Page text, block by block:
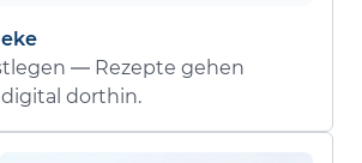
— Rezepte gehen
dorthin.